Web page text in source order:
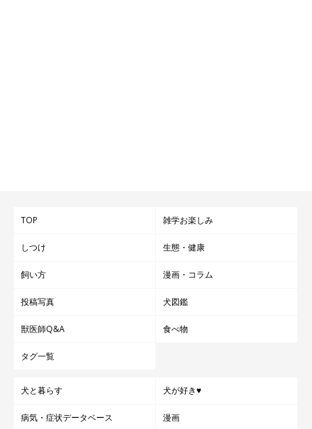
TOP 雑学お楽しみ
しつけ 生態・健康
飼い方 漫画・コラム
投稿写真 犬図鑑
獣医師Q&A 食べ物
タグ一覧
犬と暮らす 犬が好き♥
病気・症状データベース 漫画